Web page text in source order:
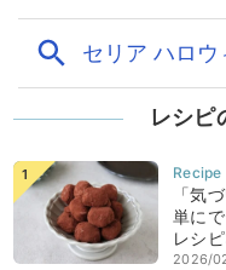
レシピ
「気
単に
レシ
2026/